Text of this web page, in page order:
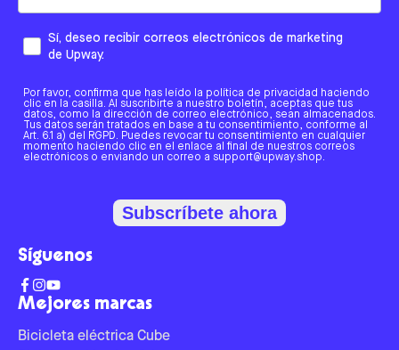
Mejores marcas
Bicicleta eléctrica Cube
Sí, deseo recibir correos electrónicos de marketing
de Upway.
Por favor, confirma que has leído la política de privacidad haciendo
clic en la casilla. Al suscribirte a nuestro boletín, aceptas que tus
datos, como la dirección de correo electrónico, sean almacenados.
Tus datos serán tratados en base a tu consentimiento, conforme al
Art. 6.1 a) del RGPD. Puedes revocar tu consentimiento en cualquier
momento haciendo clic en el enlace al final de nuestros correos
electrónicos o enviando un correo a support@upway.shop.
Subscríbete ahora
Síguenos